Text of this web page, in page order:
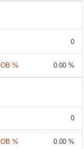
0
0.00 %
0
0.00 %